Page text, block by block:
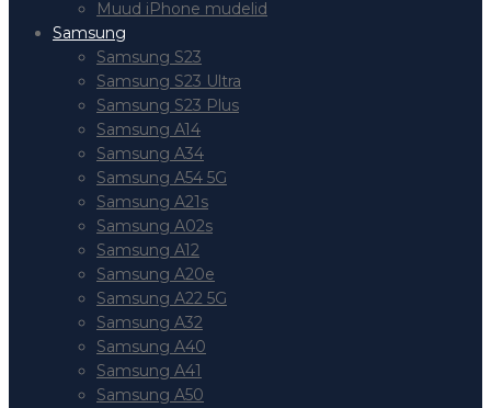
Muud iPhone mudelid
Samsung
Samsung S23
Samsung S23 Ultra
Samsung S23 Plus
Samsung A14
Samsung A34
Samsung A54 5G
Samsung A21s
Samsung A02s
Samsung A12
Samsung A20e
Samsung A22 5G
Samsung A32
Samsung A40
Samsung A41
Samsung A50